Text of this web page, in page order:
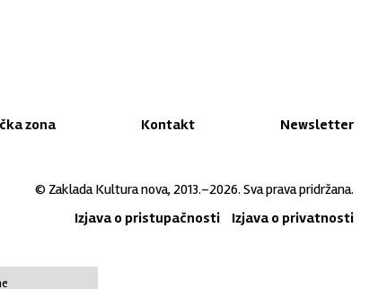
zona Kontakt Newsletter
© Zaklada Kultura nova, 2013.–2026. Sva prava pridržana.
Izjava o pristupačnosti
Izjava o privatnosti